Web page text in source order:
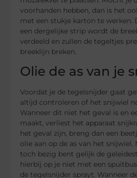
voorhanden hebben, dan is het
met een stukje karton te werken.
een dergelijke strip wordt de
verdeeld en zullen de tegeltjes
breeklijn breken.
Olie de as van je
Voordat je de tegelsnijder gaat
altijd controleren of het snijwiel
Wanneer dit niet het geval is en
maakt, verliest het apparaat
het geval zijn, breng dan een
olie aan op de as van het snijwiel.
toch bezig bent gelijk de
hierbij op je niet met een
de tegelsnijder sprayt. Wanneer